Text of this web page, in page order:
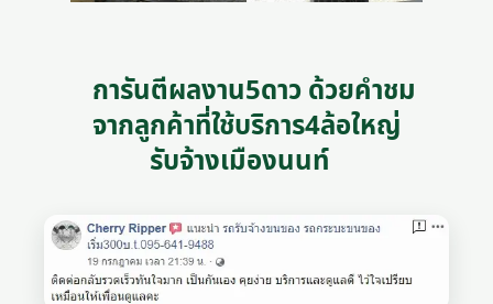
การันตีผลงาน5ดาว ด้วยคำชม
จากลูกค้าที่ใช้บริการ4ล้อใหญ่
รับจ้างเมืองนนท์